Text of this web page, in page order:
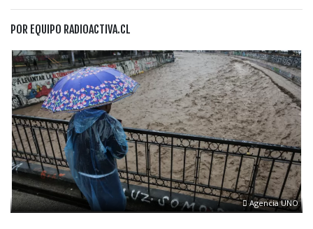
POR EQUIPO RADIOACTIVA.CL
Agencia UNO